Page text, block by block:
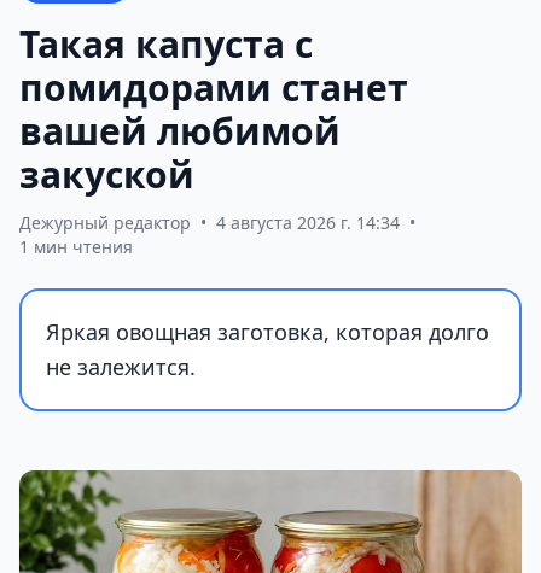
Такая капуста с
помидорами станет
вашей любимой
закуской
Дежурный редактор • 4 августа 2026 г. 14:34 •
1 мин чтения
Яркая овощная заготовка, которая долго
не залежится.